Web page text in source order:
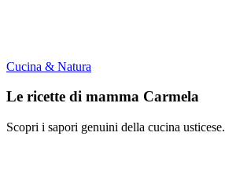
Cucina & Natura
Le ricette di mamma Carmela
Scopri i sapori genuini della cucina usticese.